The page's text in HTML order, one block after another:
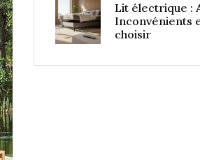
Lit électrique :
Inconvénients
choisir